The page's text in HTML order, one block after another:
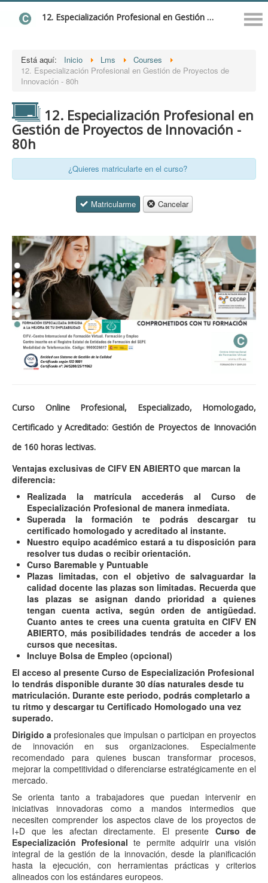
12. Especialización Profesional en Gestión de Proyectos de Innovación - 80h
Está aquí: Inicio Lms
Courses
12. Especialización Profesional en Gestión de Proyectos de
Innovación - 80h
12. Especialización Profesional en
Gestión de Proyectos de Innovación -
80h
¿Quieres matricularte en el curso?
Matricularme Cancelar
Curso Online Profesional, Especializado, Homologado,
Certificado y Acreditado: Gestión de Proyectos de Innovación
de 160 horas lectivas.
Ventajas exclusivas de CIFV EN ABIERTO que marcan la
diferencia:
Realizada la matrícula accederás al Curso de
Especialización Profesional de manera inmediata.
Superada la formación te podrás descargar tu
certificado homologado y acreditado al instante.
Nuestro equipo académico estará a tu disposición para
resolver tus dudas o recibir orientación.
Curso Baremable y Puntuable
Plazas limitadas, con el objetivo de salvaguardar la
calidad docente las plazas son limitadas. Recuerda que
las plazas se asignan dando prioridad a quienes
tengan cuenta activa, según orden de antigüedad.
Cuanto antes te crees una cuenta gratuita en CIFV EN
ABIERTO, más posibilidades tendrás de acceder a los
cursos que necesitas.
Incluye Bolsa de Empleo (opcional)
El acceso al presente Curso de Especialización Profesional
lo tendrás disponible durante 30 días naturales desde tu
matriculación. Durante este periodo, podrás completarlo a
tu ritmo y descargar tu Certificado Homologado una vez
superado.
Dirigido a profesionales que impulsan o participan en proyectos
de innovación en sus organizaciones. Especialmente
recomendado para quienes buscan transformar procesos,
mejorar la competitividad o diferenciarse estratégicamente en el
mercado.
Se orienta tanto a trabajadores que puedan intervenir en
iniciativas innovadoras como a mandos intermedios que
necesiten comprender los aspectos clave de los proyectos de
I+D que les afectan directamente. El presente Curso de
Especialización Profesional te permite adquirir una visión
integral de la gestión de la innovación, desde la planificación
hasta la ejecución, con herramientas prácticas y criterios
alineados con los estándares europeos.